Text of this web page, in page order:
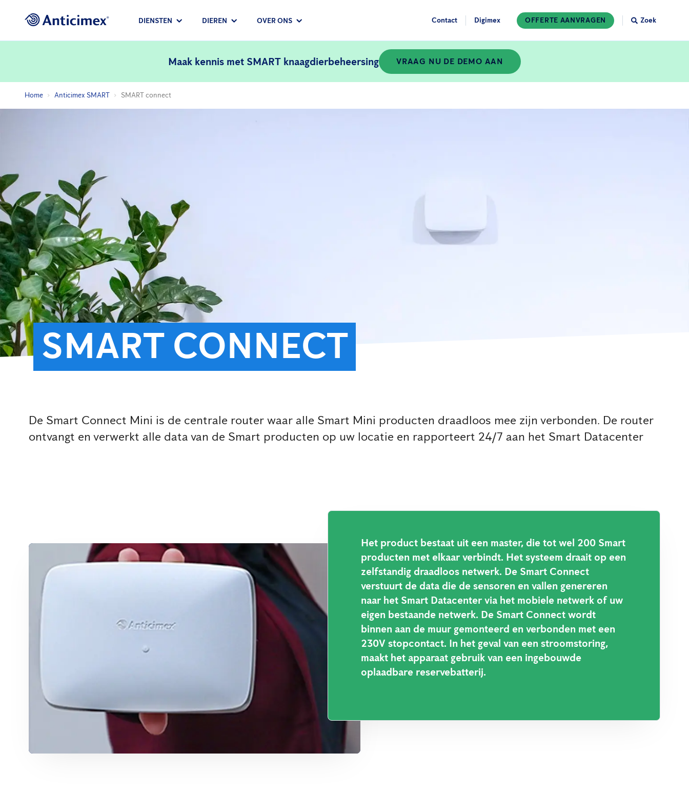
DIENSTEN DIEREN OVER ONS Contact Digimex OFFERTE AANVRAGEN Zoek
Maak kennis met SMART knaagdierbeheersing VRAAG NU DE DEMO AAN
Home Anticimex SMART SMART connect
SMART CONNECT
De Smart Connect Mini is de centrale router waar alle Smart Mini producten draadloos mee zijn verbonden. De router
ontvangt en verwerkt alle data van de Smart producten op uw locatie en rapporteert 24/7 aan het Smart Datacenter
Het product bestaat uit een master, die tot wel 200 Smart
producten met elkaar verbindt. Het systeem draait op een
zelfstandig draadloos netwerk. De Smart Connect
verstuurt de data die de sensoren en vallen genereren
naar het Smart Datacenter via het mobiele netwerk of uw
eigen bestaande netwerk. De Smart Connect wordt
binnen aan de muur gemonteerd en verbonden met een
230V stopcontact. In het geval van een stroomstoring,
maakt het apparaat gebruik van een ingebouwde
oplaadbare reservebatterij.